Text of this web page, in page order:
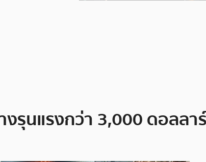
รุนแรงกว่า 3,000 ดอลล